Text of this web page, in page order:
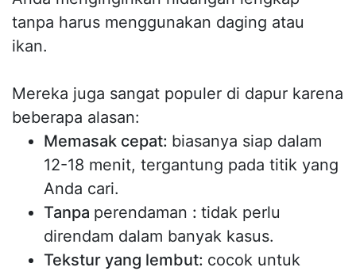
tanpa harus menggunakan daging atau
ikan.
Mereka juga sangat populer di dapur karena
beberapa alasan:
Memasak cepat: biasanya siap dalam
12-18 menit, tergantung pada titik yang
Anda cari.
Tanpa perendaman : tidak perlu
direndam dalam banyak kasus.
Tekstur yang lembut: cocok untuk